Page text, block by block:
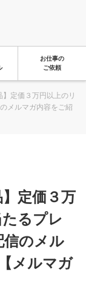
お仕事の
ご依頼
】定価３万円以上のリ
メルマガ内容をご紹
定価３万
るプレ
信のメル
メルマガ